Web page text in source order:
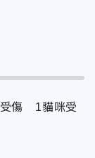
受傷 1貓咪受